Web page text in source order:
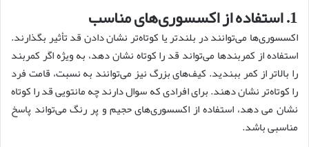
1. استفاده از اکسسوری‌های مناسب
اکسسوری‌ها می‌توانند در بلندتر یا کوتاه‌تر نشان دادن قد تأثیر بگذارند.
استفاده از کمربندها می‌تواند قد را کوتاه نشان دهد، به ویژه اگر کمربند
را بالاتر از کمر ببندید. کیف‌های بزرگ نیز می‌توانند به نسبت، قامت فرد
را کوتاه‌تر نشان دهند. برای افرادی که سوال دارند چه مانتویی قد را کوتاه
نشان می دهد، استفاده از اکسسوری‌های حجیم و پر رنگ می‌تواند پاسخ
مناسبی باشد.